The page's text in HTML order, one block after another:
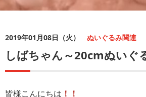
2019年01月08日（火） ぬいぐるみ関連
しばちゃん～20cmぬいぐ
皆様こんにちは ！！